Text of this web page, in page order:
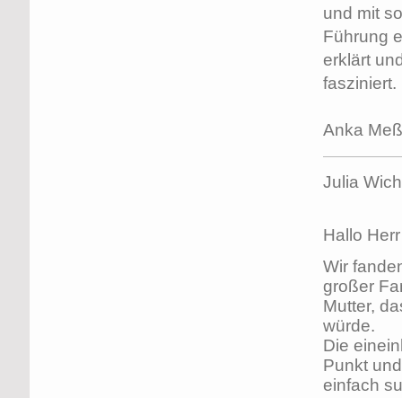
und mit
Führung
erklärt
fasziniert.
Anka
Julia
Hallo
Wir
großer
Mutter,
würde.
Die
Punkt
einfach